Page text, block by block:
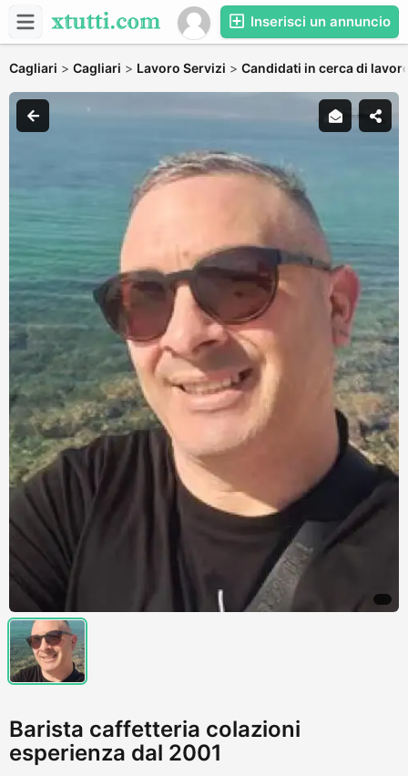
Inserisci un annuncio
Cagliari > Cagliari > Lavoro Servizi > Candidati in cerca di
Barista caffetteria colazioni
esperienza dal 2001